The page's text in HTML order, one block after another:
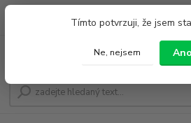
Tímto potvrzuji, že jsem
Ne, nejsem
Po - Pá 9:00 - 19:00 So 9:00 - 14:00